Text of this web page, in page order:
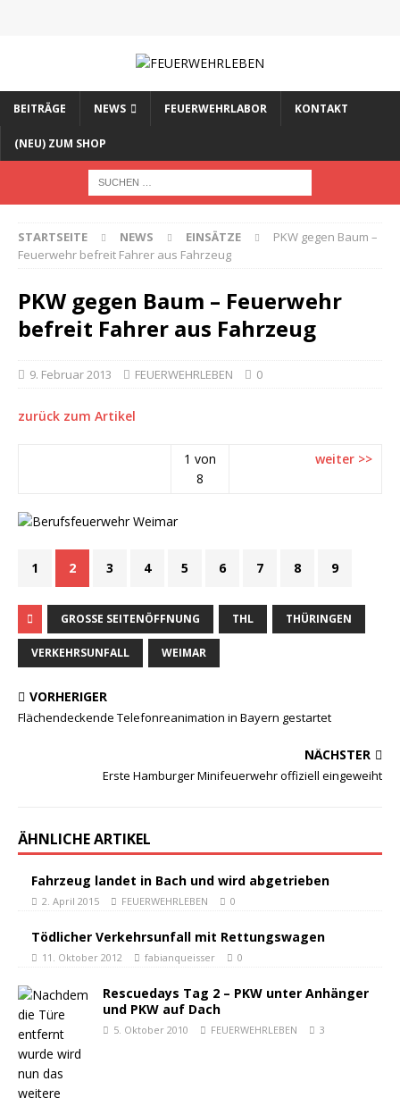
BEITRÄGE NEWS FEUERWEHRLABOR KONTAKT
(NEU) ZUM SHOP
STARTSEITE NEWS EINSÄTZE
PKW gegen Baum –
Feuerwehr befreit Fahrer aus Fahrzeug
PKW gegen Baum – Feuerwehr
befreit Fahrer aus Fahrzeug
9. Februar 2013 FEUERWEHRLEBEN 0
zurück zum Artikel
1 von
8
weiter >>
1 2 3 4 5 6 7 8 9
GROSSE SEITENÖFFNUNG THL THÜRINGEN
VERKEHRSUNFALL WEIMAR
VORHERIGER
Flächendeckende Telefonreanimation in Bayern gestartet
NÄCHSTER
Erste Hamburger Minifeuerwehr offiziell eingeweiht
ÄHNLICHE ARTIKEL
Fahrzeug landet in Bach und wird abgetrieben
2. April 2015 FEUERWEHRLEBEN 0
Tödlicher Verkehrsunfall mit Rettungswagen
11. Oktober 2012 fabianqueisser 0
Rescuedays Tag 2 – PKW unter Anhänger
und PKW auf Dach
5. Oktober 2010 FEUERWEHRLEBEN 3